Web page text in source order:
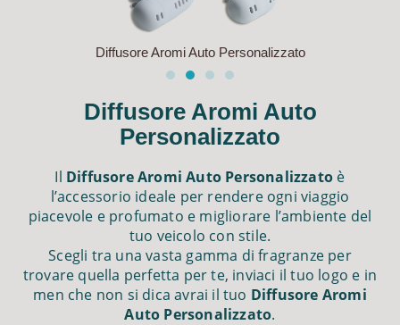
Diffusore Aromi Auto Personalizzato
Diffusore Aromi Auto
Personalizzato
Il Diffusore Aromi Auto Personalizzato è
l’accessorio ideale per rendere ogni viaggio
piacevole e profumato e migliorare l’ambiente del
tuo veicolo con stile.
Scegli tra una vasta gamma di fragranze per
trovare quella perfetta per te, inviaci il tuo logo e in
men che non si dica avrai il tuo Diffusore Aromi
Auto Personalizzato.